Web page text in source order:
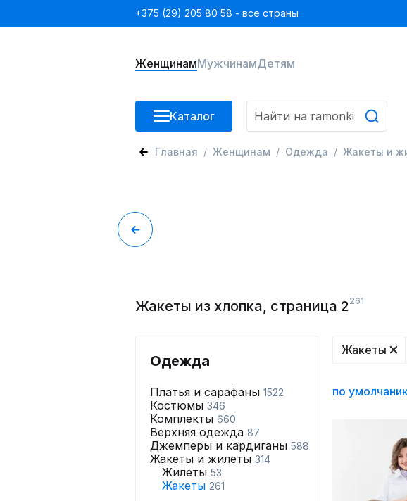
+375 (29) 205 80 58 - все страны
ЖенщинамМужчинамДетям
Каталог
Главная Женщинам Одежда Жакеты и
Жакеты из хлопка, страница 2261
Одежда
Платья и сарафаны 1522
Костюмы 346
Комплекты 660
Верхняя одежда 87
Джемперы и кардиганы 588
Жакеты и жилеты 314
Жилеты 53
Жакеты 261
Жакеты
по